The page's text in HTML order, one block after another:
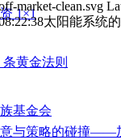
1×1
条黄金法则
基金会
market-clean.svg
太阳能系统
与策略的碰撞——